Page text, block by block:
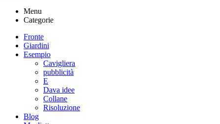
Menu
Categorie
Fronte
Giardini
Esempio
Cavigliera
pubblicità
E
Dava idee
Collane
Risoluzione
Blog